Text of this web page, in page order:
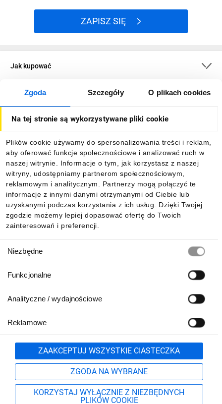
Zgoda Szczegóły O plikach cookies
Na tej stronie są wykorzystywane pliki cookie
Plików cookie używamy do spersonalizowania treści i reklam,
aby oferować funkcje społecznościowe i analizować ruch w
naszej witrynie. Informacje o tym, jak korzystasz z naszej
witryny, udostępniamy partnerom społecznościowym,
reklamowym i analitycznym. Partnerzy mogą połączyć te
informacje z innymi danymi otrzymanymi od Ciebie lub
uzyskanymi podczas korzystania z ich usług. Dzięki Twojej
zgodzie możemy lepiej dopasować ofertę do Twoich
zainteresowań i preferencji.
zgody
Niezbędne
Funkcjonalne
Analityczne / wydajnościowe
Reklamowe
ZAAKCEPTUJ WSZYSTKIE CIASTECZKA
ZGODA NA WYBRANE
KORZYSTAJ WYŁĄCZNIE Z NIEZBĘDNYCH
PLIKÓW COOKIE
ZAPISZ SIĘ
Jak kupować
O firmie
Informacje
Pobierz naszą aplikację mobilną:
801 500 700 lub
71 37 61 600
Formularz kontaktowy